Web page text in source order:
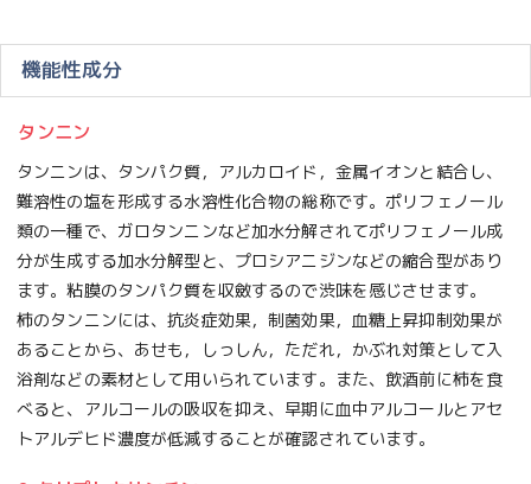
機能性成分
タンニン
タンニンは、タンパク質，アルカロイド，金属イオンと結合し、
難溶性の塩を形成する水溶性化合物の総称です。ポリフェノール
類の一種で、ガロタンニンなど加水分解されてポリフェノール成
分が生成する加水分解型と、プロシアニジンなどの縮合型があり
ます。粘膜のタンパク質を収斂するので渋味を感じさせます。
柿のタンニンには、抗炎症効果，制菌効果，血糖上昇抑制効果が
あることから、あせも，しっしん，ただれ，かぶれ対策として入
浴剤などの素材として用いられています。また、飲酒前に柿を食
べると、アルコールの吸収を抑え、早期に血中アルコールとアセ
トアルデヒド濃度が低減することが確認されています。